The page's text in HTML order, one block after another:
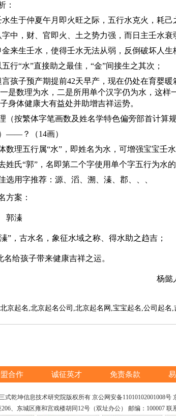
：
于仲夏午月即火旺之际，五行水克火，耗己
，财、官即火、土之势力强，而日主壬水衰
生壬水，使得壬水无法从弱，反倒破坏人生
“水”直接助之最佳，“金”间接生之其次；
子预产期提前42天早产，现在仍处在育婴暖
是数理为水，二是所用单个汉字仍为水，这样
身体健康大有益处并助增吉祥运势。
（按繁体字笔画数及姓名学特色偏旁部首计算规
——？（14画）
五行属“水”，即姓名为水，可增强宝宝壬水
“郭”，名即第二个字使用单个字五行为水的
用字推荐：源、滔、溯、溱、郡、、、
方案：
郭溱
溱”，古水名，象征水域之称、得水助之趋吉；
孩子带来健康吉祥之运。
杨懿
京起名,北京起名公司,北京起名网 ,宝宝起名,公司起名,
合作 诚征英才 免责条款
式乾坤信息技术研究院版权所有 京公网安备11010102001008号
、东城区雍和宫戏楼胡同12号（双址办公） 邮编：100007 联